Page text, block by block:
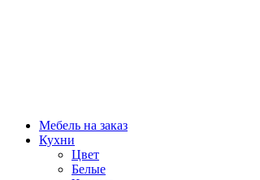
Мебель на заказ
Кухни
Цвет
Белые